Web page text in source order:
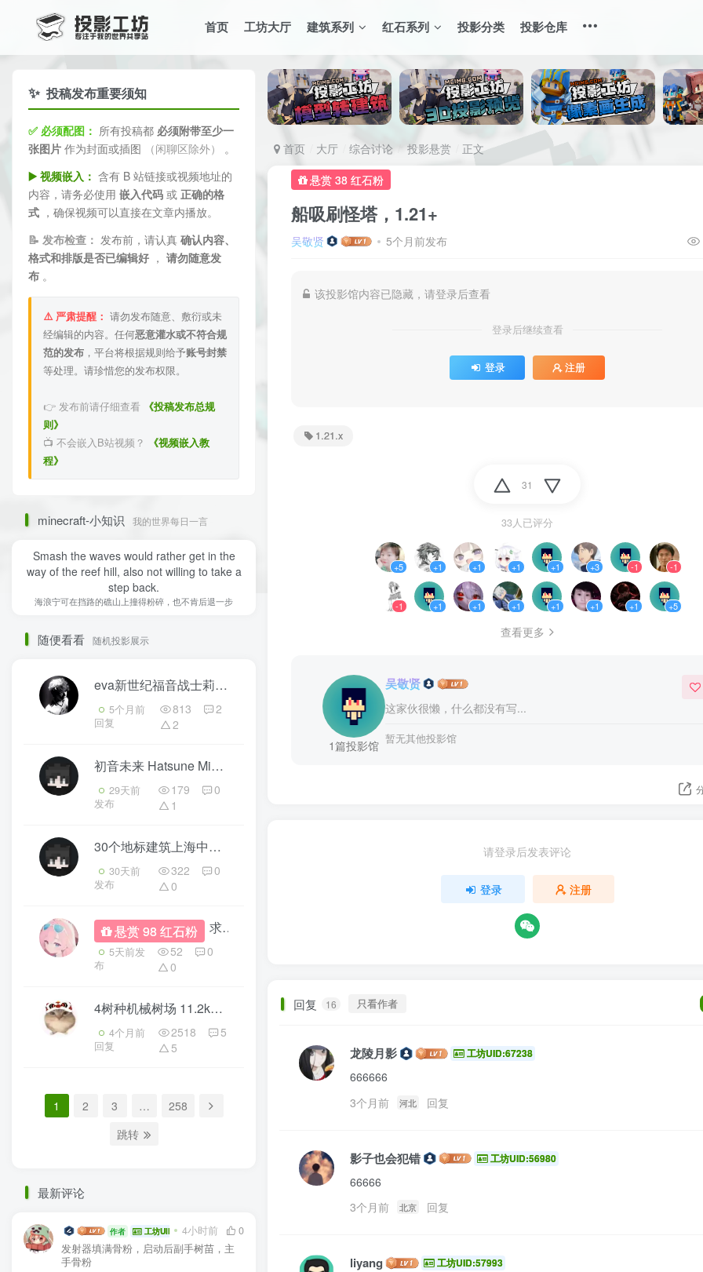
首页 工坊大厅 建筑系列 红石系列 投影分类 投影仓库
✨ 投稿发布重要须知
✅ 必须配图： 所有投稿都 必须附带至少一
张图片 作为封面或插图 （闲聊区除外） 。
▶️ 视频嵌入： 含有 B 站链接或视频地址的
内容，请务必使用 嵌入代码 或 正确的格
式 ，确保视频可以直接在文章内播放。
📝 发布检查： 发布前，请认真 确认内容、
格式和排版是否已编辑好 ， 请勿随意发
布 。
⚠️ 严肃提醒： 请勿发布随意、敷衍或未
经编辑的内容。任何恶意灌水或不符合规
范的发布 ，平台将根据规则给予账号封禁
等处理。请珍惜您的发布权限。
👉 发布前请仔细查看 《投稿发布总规
则》
📺 不会嵌入B站视频？
《视频嵌入教
程》
minecraft-小知识 我的世界每日一言
Smash the waves would rather get in the
way of the reef hill, also not willing to take a
step back.
海浪宁可在挡路的礁山上撞得粉碎，也不肯后退一步
随便看看 随机投影展示
eva新世纪福音战士莉莉丝
5个月前
回复
813
2
2
初音未来 Hatsune Miku
29天前
发布
179
0
1
30个地标建筑上海中心大厦（5）
30天前
发布
322
0
0
悬赏 98 红石粉 求大佬帮我做个地狱大厅
5天前发
布
52
0
0
4树种机械树场 11.2k~18.0k
4个月前
回复
2518
5
5
1 2 3 …
258
跳转
最新评论
生电大佬 作者 工坊UID:104936
4小时前
0
发射器填满骨粉，启动后副手树苗，主
手骨粉
首页 大厅 综合讨论 投影悬赏
正文
悬赏 38 红石粉
船吸刷怪塔，1.21+
吴敬贤 5个月前发布
该投影馆内容已隐藏，请登录后查看
登录后继续查看
登录 注册
1.21.x
31
33人已评分
+5 +1 +1 +1 +1 +3 -1 -1
-1 +1 +1 +1 +1 +1 +1 +5
查看更多
1篇投影馆
吴敬贤
这家伙很懒，什么都没有写...
暂无其他投影馆
请登录后发表评论
登录 注册
回复 16 只看作者
龙陵月影 工坊UID:67238
666666
3个月前
河北 回复
影子也会犯错 工坊UID:56980
66666
3个月前
北京 回复
liyang 工坊UID:57993